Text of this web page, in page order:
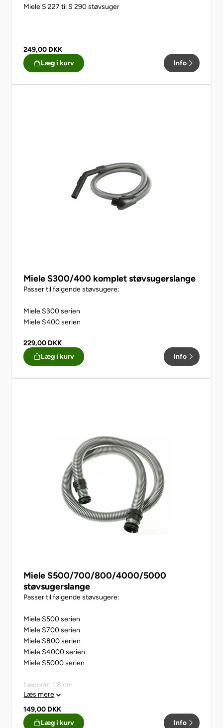
Miele S 227 til S 290 støvsuger
249,00 DKK
Læg i kurv
Info
Miele S300/400 komplet støvsugerslange
Passer til følgende støvsugere:
Miele S300 serien
Miele S400 serien
229,00 DKK
Læg i kurv
Info
Miele S500/700/800/4000/5000
støvsugerslange
Passer til følgende støvsugere:
Miele S500 serien
Miele S700 serien
Miele S800 serien
Miele S4000 serien
Miele S5000 serien
Længde: 1,8 cm
Læs mere
149,00 DKK
Læg i kurv
Info